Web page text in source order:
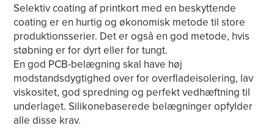
Selektiv coating af printkort med en beskyttende
coating er en hurtig og økonomisk metode til store
produktionsserier. Det er også en god metode, hvis
støbning er for dyrt eller for tungt.
En god PCB-belægning skal have høj
modstandsdygtighed over for overfladeisolering, lav
viskositet, god spredning og perfekt vedhæftning til
underlaget. Silikonebaserede belægninger opfylder
alle disse krav.